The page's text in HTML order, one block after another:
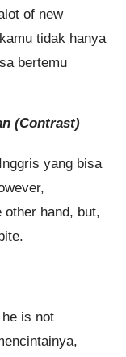
of new
tidak hanya
bertemu
(Contrast)
yang bisa
hand, but,
he is not